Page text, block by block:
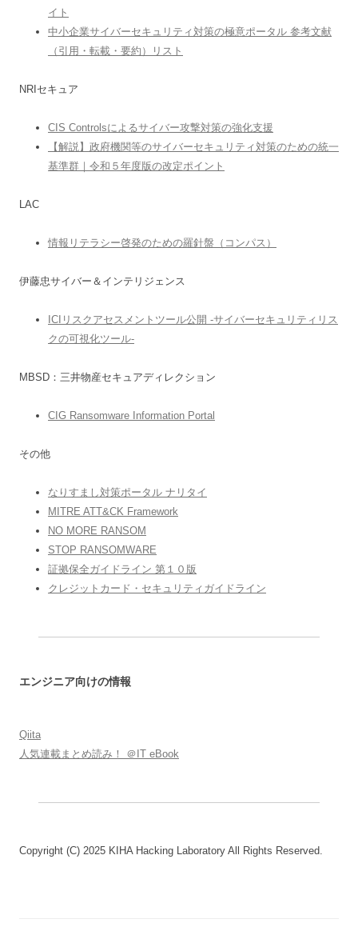
イト
中小企業サイバーセキュリティ対策の極意ポータル 参考文献
（引用・転載・要約）リスト
NRIセキュア
CIS Controlsによるサイバー攻撃対策の強化支援
【解説】政府機関等のサイバーセキュリティ対策のための統一
基準群｜令和５年度版の改定ポイント
LAC
情報リテラシー啓発のための羅針盤（コンパス）
伊藤忠サイバー＆インテリジェンス
ICIリスクアセスメントツール公開 -サイバーセキュリティリス
クの可視化ツール-
MBSD：三井物産セキュアディレクション
CIG Ransomware Information Portal
その他
なりすまし対策ポータル ナリタイ
MITRE ATT&CK Framework
NO MORE RANSOM
STOP RANSOMWARE
証拠保全ガイドライン 第１０版
クレジットカード・セキュリティガイドライン
エンジニア向けの情報
Qiita
人気連載まとめ読み！ ＠IT eBook
Copyright (C) 2025 KIHA Hacking Laboratory All Rights Reserved.